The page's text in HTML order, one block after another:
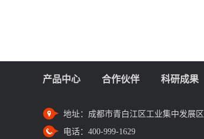
产品中心 合作伙伴 科研成果
地址： 成都市青白江区工业集中发展
电话： 400-999-1629